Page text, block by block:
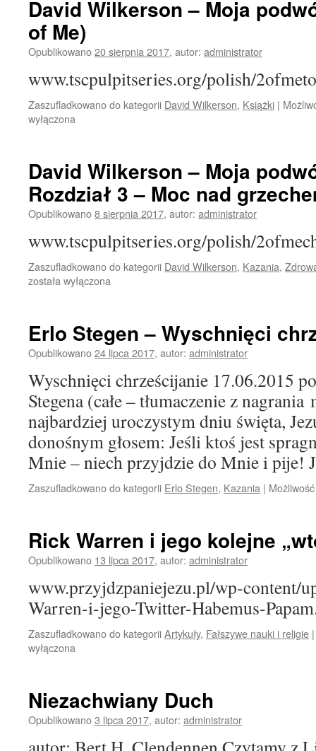
David Wilkerson – Moja
of Me)
Opublikowano20 sierpnia 2017, autor: administrator
www.tscpulpitseries.org/polish/
Zaszufladkowano do kategorii David Wilkerson, Książki |
wyłączona
David Wilkerson – Moja
Rozdział 3 – Moc nad
Opublikowano8 sierpnia 2017, autor: administrator
www.tscpulpitseries.org/polish/
Zaszufladkowano do kategorii David Wilkerson, Kazania,
została wyłączona
Erlo Stegen – Wyschnięci
Opublikowano24 lipca 2017, autor: administrator
Wyschnięci chrześcijanie 17.06.2015
Stegena (całe – tłumaczenie z
najbardziej uroczystym dniu święta,
donośnym głosem: Jeśli ktoś jest
Mnie – niech przyjdzie do Mnie i
Zaszufladkowano do kategorii Erlo Stegen, Kazania |
Rick Warren i jego kolejne
Opublikowano 13 lipca 2017, autor: administrator
www.przyjdzpaniejezu.pl/wp-content/
Warren-i-jego-Twitter-Habemus-
Zaszufladkowano do kategoriiArtykuły, Fałszywe nauki i religie |
wyłączona
Niezachwiany Duch
Opublikowano3 lipca 2017, autor: administrator